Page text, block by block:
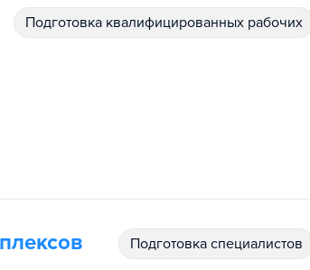
подготовка квалифицированных рабочих
подготовка специалистов